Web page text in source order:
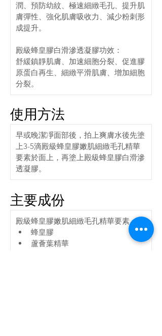
潤、預防幼紋、極速細緻毛孔、提升肌
膚彈性、強化肌膚吸收力、減少粉刺形
成提升。
殿級蜂皇膠白滑滲透凝膠功效：
舒緩鎮靜肌膚、加速細胞分裂、促進膠
原蛋白再生、細緻平滑肌膚、增加細胞
分裂。
使用方法
早或晚潔凈面部後，拍上爽膚水後先塗
上3-5滴殿級蜂皇膠嫩肌細緻毛孔精華
要素於面上，再塗上殿級蜂皇膠白滑滲
透凝膠。
主要成份
殿級蜂皇膠嫩肌細緻毛孔精華要素：
蜂皇膠
蘆薈葉精華